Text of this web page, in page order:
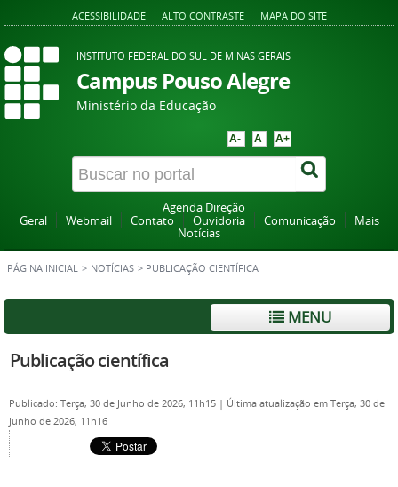
ACESSIBILIDADE ALTO CONTRASTE MAPA DO SITE
INSTITUTO FEDERAL DO SUL DE MINAS GERAIS
Campus Pouso Alegre
Ministério da Educação
A- A A+
Agenda Direção
Geral
Webmail Contato Ouvidoria Comunicação
Mais
Notícias
PÁGINA INICIAL > NOTÍCIAS > PUBLICAÇÃO CIENTÍFICA
MENU
Publicação científica
Publicado: Terça, 30 de Junho de 2026, 11h15 | Última atualização em Terça, 30 de
Junho de 2026, 11h16